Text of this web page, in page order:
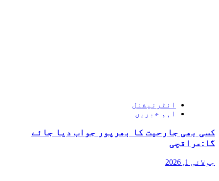
انٹرنیشنل
اہم خبریں
کسی بھی جارحیت کا بھرپور جواب دیا جائے
گا:عراقچی
جولائی 1, 2026